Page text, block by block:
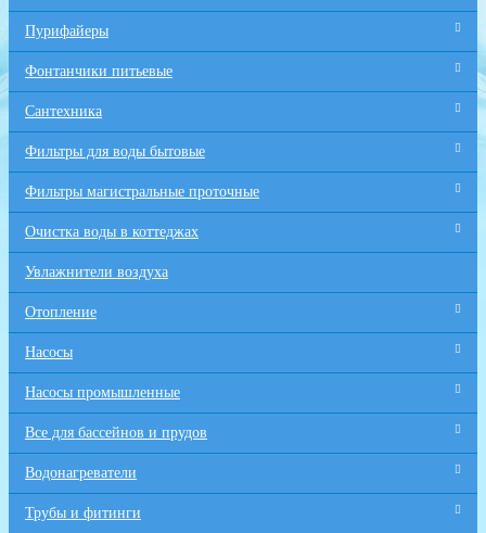
Пурифайеры
Фонтанчики питьевые
Сантехника
Фильтры для воды бытовые
Фильтры магистральные проточные
Очистка воды в коттеджах
Увлажнители воздуха
Отопление
Насосы
Насосы промышленные
Все для бaссейнов и прудов
Водонагреватели
Трубы и фитинги